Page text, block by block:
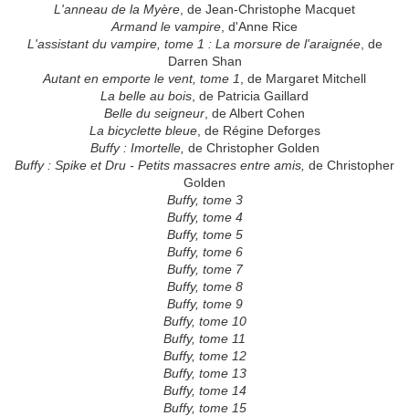
L'anneau de la Myère , de Jean-Christophe Macquet
Armand le vampire , d'Anne Rice
L'assistant du vampire, tome 1 : La morsure de l'araignée, de
Darren Shan
Autant en emporte le vent, tome 1
, de Margaret Mitchell
La belle au bois , de Patricia Gaillard
Belle du seigneur , de Albert Cohen
La bicyclette bleue, de Régine Deforges
Buffy : Imortelle, de Christopher Golden
Buffy : Spike et Dru - Petits massacres entre amis, de Christopher
Golden
Buffy, tome 3
Buffy, tome 4
Buffy, tome 5
Buffy, tome 6
Buffy, tome 7
Buffy, tome 8
Buffy, tome 9
Buffy, tome 10
Buffy, tome 11
Buffy, tome 12
Buffy, tome 13
Buffy, tome 14
Buffy, tome 15